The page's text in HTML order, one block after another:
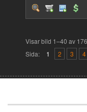
Visar bild 1–40 av 176
Sida:
1 2 3 4